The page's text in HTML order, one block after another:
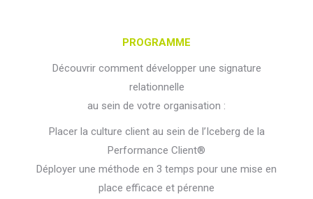
PROGRAMME
Découvrir comment développer une signature
relationnelle
au sein de votre organisation :
Placer la culture client au sein de l’Iceberg de la
Performance Client®
Déployer une méthode en 3 temps pour une mise en
place efficace et pérenne